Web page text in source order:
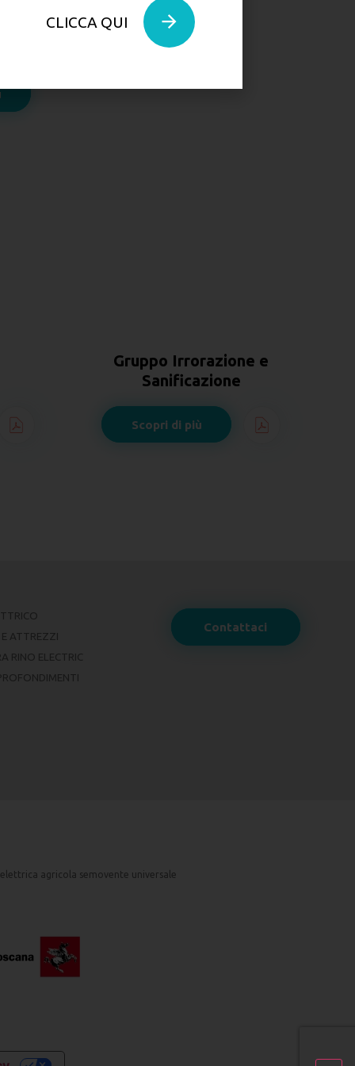
e
Idropulitrice
professionale
Scopri di più
E ATTREZZI
RINO ELECTRIC
Contattaci
agricola semovente universale
CLICCA QUI